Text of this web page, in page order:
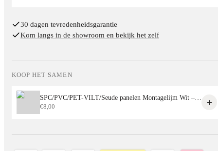
30 dagen tevredenheidsgarantie
Kom langs in de showroom en bekijk het zelf
KOOP HET SAMEN
SPC/PVC/PET-VILT/Seude panelen Montagelijm Wit – Sterke Lijm voor Alle Decoratieve Panelen
€8,00